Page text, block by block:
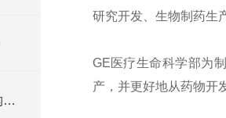
YMC填料AQG12S50的结构与性能分析
研究开发、生物制药生
GE医疗生命科学部为
产，并更好地从药物开